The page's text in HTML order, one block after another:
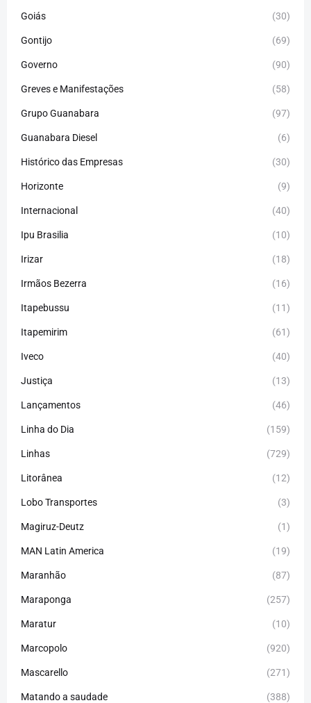
Goiás (30)
Gontijo (69)
Governo (90)
Greves e Manifestações (58)
Grupo Guanabara (97)
Guanabara Diesel (6)
Histórico das Empresas (30)
Horizonte (9)
Internacional (40)
Ipu Brasilia (10)
Irizar (18)
Irmãos Bezerra (16)
Itapebussu (11)
Itapemirim (61)
Iveco (40)
Justiça (13)
Lançamentos (46)
Linha do Dia (159)
Linhas (729)
Litorânea (12)
Lobo Transportes (3)
Magiruz-Deutz (1)
MAN Latin America (19)
Maranhão (87)
Maraponga (257)
Maratur (10)
Marcopolo (920)
Mascarello (271)
Matando a saudade (388)